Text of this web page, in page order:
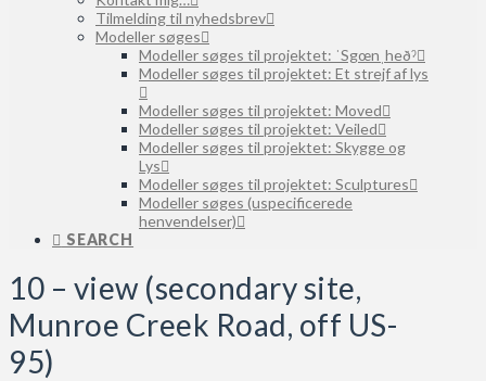
Tilmelding til nyhedsbrev
Modeller søges
Modeller søges til projektet: ˈSgœnˌheðˀ
Modeller søges til projektet: Et strejf af lys
Modeller søges til projektet: Moved
Modeller søges til projektet: Veiled
Modeller søges til projektet: Skygge og
Lys
Modeller søges til projektet: Sculptures
Modeller søges (uspecificerede
henvendelser)
SEARCH
10 – view (secondary site,
Munroe Creek Road, off US-
95)